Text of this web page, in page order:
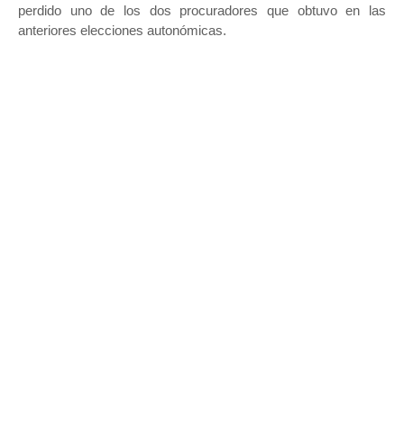
perdido uno de los dos procuradores que obtuvo en las
anteriores elecciones autonómicas.